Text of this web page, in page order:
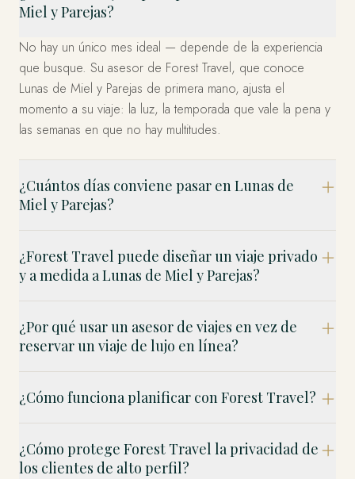
Miel y Parejas?
No hay un único mes ideal — depende de la experiencia
que busque. Su asesor de Forest Travel, que conoce
Lunas de Miel y Parejas de primera mano, ajusta el
momento a su viaje: la luz, la temporada que vale la pena y
las semanas en que no hay multitudes.
¿Cuántos días conviene pasar en Lunas de
Miel y Parejas?
¿Forest Travel puede diseñar un viaje privado
y a medida a Lunas de Miel y Parejas?
¿Por qué usar un asesor de viajes en vez de
reservar un viaje de lujo en línea?
¿Cómo funciona planificar con Forest Travel?
¿Cómo protege Forest Travel la privacidad de
los clientes de alto perfil?